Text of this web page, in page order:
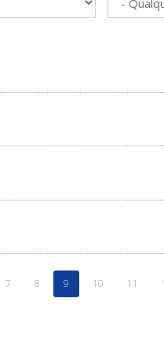
7 8 9 10 11